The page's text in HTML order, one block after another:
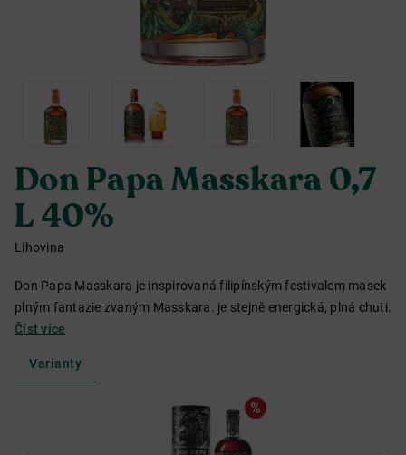
Don Papa Masskara 0,7
L 40%
Lihovina
Don Papa Masskara je inspirovaná filipínským festivalem masek
plným fantazie zvaným Masskara. je stejně energická, plná chuti.
Číst více
Varianty